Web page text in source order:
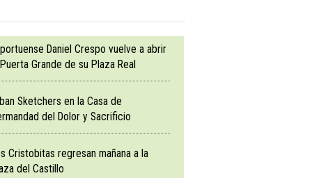
Daniel Crespo vuelve a abrir
Grande de su Plaza Real
Sketchers en la Casa de
del Dolor y Sacrificio
Cristobitas regresan mañana a la
del Castillo